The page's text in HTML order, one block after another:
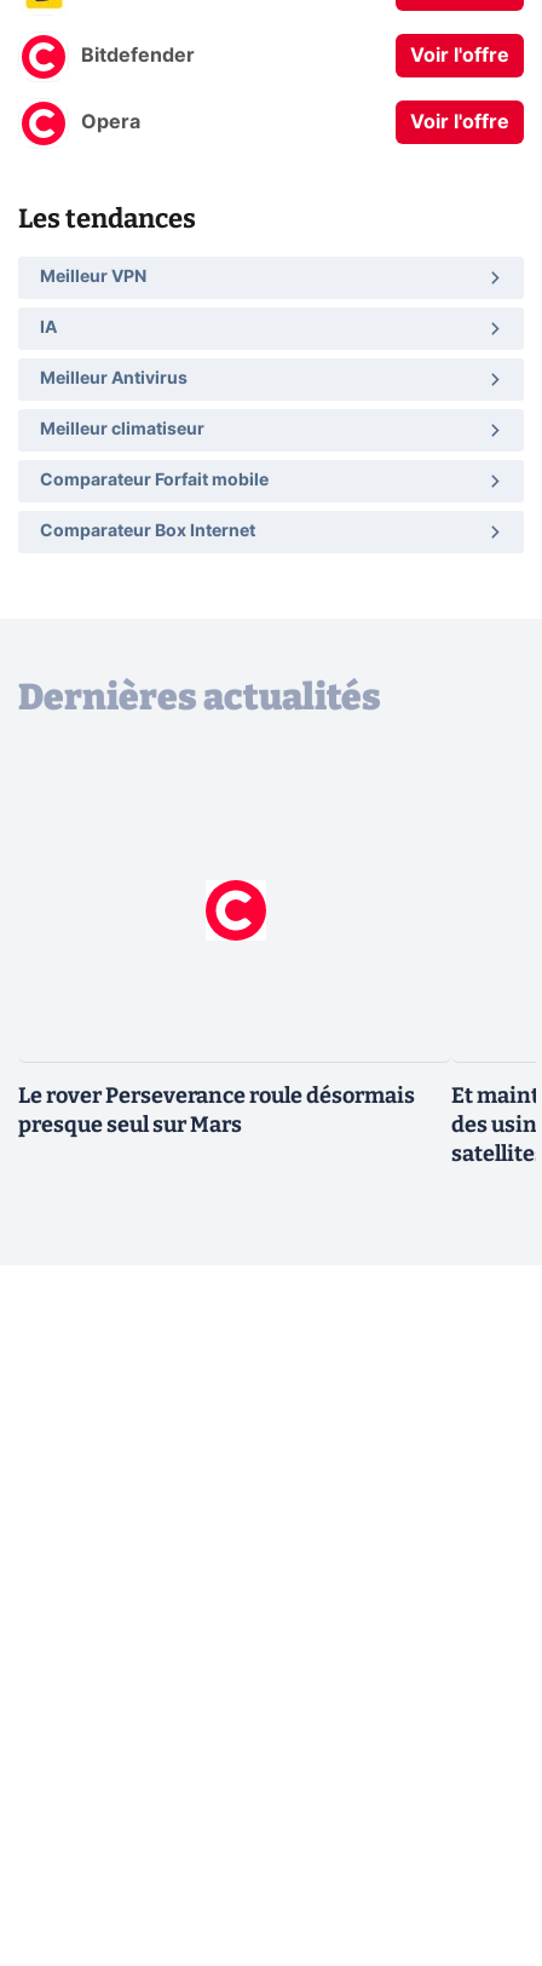
Bitdefender Voir l'offre
Opera Voir l'offre
Les tendances
Meilleur VPN
IA
Meilleur Antivirus
Meilleur climatiseur
Comparateur Forfait mobile
Comparateur Box Internet
Dernières actualités
Le rover Perseverance roule désormais
presque seul sur Mars
Et
des